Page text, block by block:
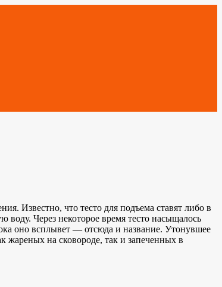
Известно, что тесто для подъема ставят либо в
Через некоторое время тесто насыщалось
оно всплывет — отсюда и название. Утонувшее
жареных на сковороде, так и запеченных в